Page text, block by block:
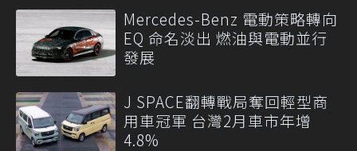
Mercedes-Benz 電動策略轉向
EQ 命名淡出 燃油與電動並行
發展
J SPACE翻轉戰局奪回輕型商
用車冠軍 台灣2月車市年增
4.8%